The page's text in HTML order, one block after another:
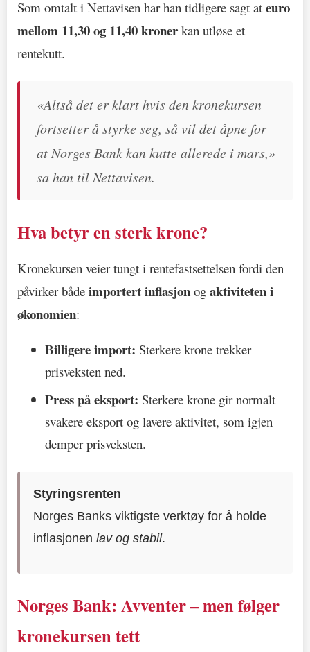
Som omtalt i Nettavisen har han tidligere sagt at euro
mellom 11,30 og 11,40 kroner kan utløse et
rentekutt.
«Altså det er klart hvis den kronekursen
fortsetter å styrke seg, så vil det åpne for
at Norges Bank kan kutte allerede i mars,»
sa han til Nettavisen.
Hva betyr en sterk krone?
Kronekursen veier tungt i rentefastsettelsen fordi den
påvirker både importert inflasjon og aktiviteten i
økonomien:
Billigere import: Sterkere krone trekker
prisveksten ned.
Press på eksport: Sterkere krone gir normalt
svakere eksport og lavere aktivitet, som igjen
demper prisveksten.
Styringsrenten
Norges Banks viktigste verktøy for å holde
inflasjonenlav og stabil.
Norges Bank: Avventer – men følger
kronekursen tett